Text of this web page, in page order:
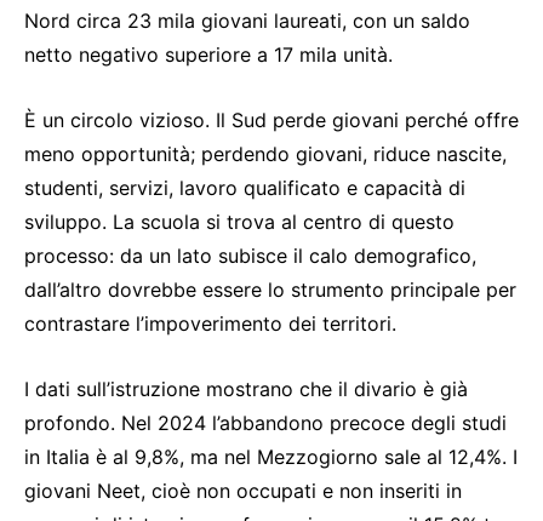
Nord circa 23 mila giovani laureati, con un saldo
netto negativo superiore a 17 mila unità.
È un circolo vizioso. Il Sud perde giovani perché offre
meno opportunità; perdendo giovani, riduce nascite,
studenti, servizi, lavoro qualificato e capacità di
sviluppo. La scuola si trova al centro di questo
processo: da un lato subisce il calo demografico,
dall’altro dovrebbe essere lo strumento principale per
contrastare l’impoverimento dei territori.
I dati sull’istruzione mostrano che il divario è già
profondo. Nel 2024 l’abbandono precoce degli studi
in Italia è al 9,8%, ma nel Mezzogiorno sale al 12,4%. I
giovani Neet, cioè non occupati e non inseriti in